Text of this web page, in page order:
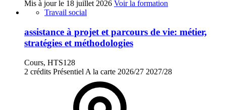
Mis à jour le 18 juillet 2026 Voir la formation
Travail social
assistance à projet et parcours de vie: métier,
stratégies et méthodologies
Cours, HTS128
2 crédits Présentiel A la carte 2026/27 2027/28